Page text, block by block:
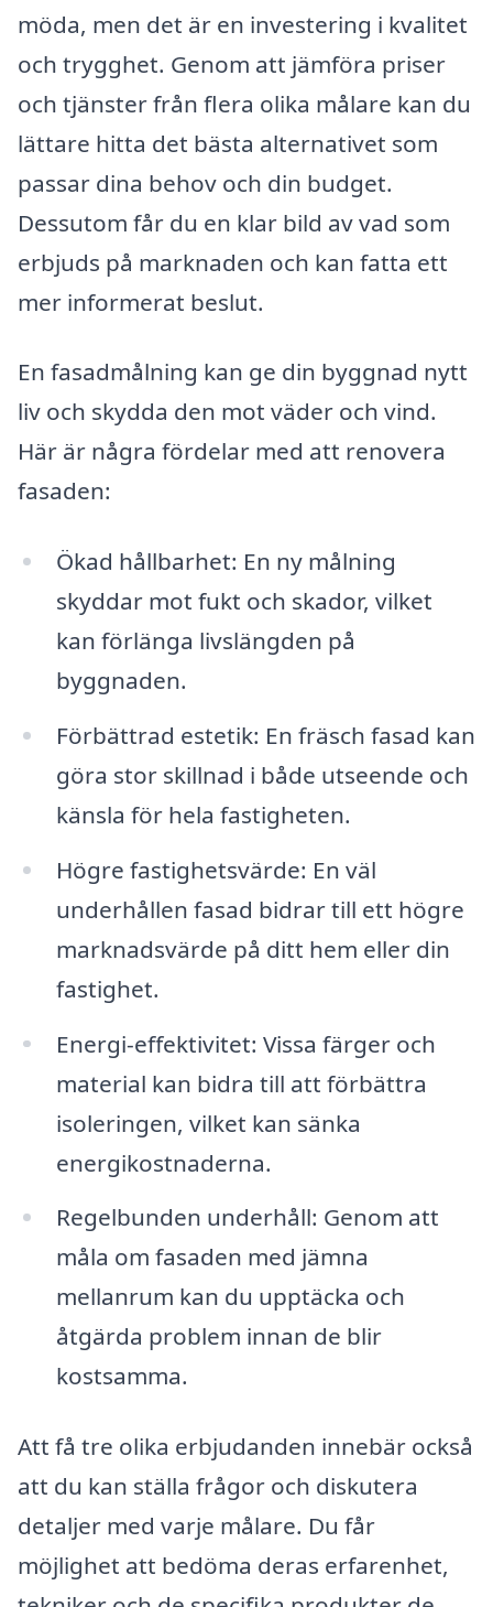
möda, men det är en investering i kvalitet
och trygghet. Genom att jämföra priser
och tjänster från flera olika målare kan du
lättare hitta det bästa alternativet som
passar dina behov och din budget.
Dessutom får du en klar bild av vad som
erbjuds på marknaden och kan fatta ett
mer informerat beslut.
En fasadmålning kan ge din byggnad nytt
liv och skydda den mot väder och vind.
Här är några fördelar med att renovera
fasaden:
Ökad hållbarhet: En ny målning
skyddar mot fukt och skador, vilket
kan förlänga livslängden på
byggnaden.
Förbättrad estetik: En fräsch fasad kan
göra stor skillnad i både utseende och
känsla för hela fastigheten.
Högre fastighetsvärde: En väl
underhållen fasad bidrar till ett högre
marknadsvärde på ditt hem eller din
fastighet.
Energi-effektivitet: Vissa färger och
material kan bidra till att förbättra
isoleringen, vilket kan sänka
energikostnaderna.
Regelbunden underhåll: Genom att
måla om fasaden med jämna
mellanrum kan du upptäcka och
åtgärda problem innan de blir
kostsamma.
Att få tre olika erbjudanden innebär också
att du kan ställa frågor och diskutera
detaljer med varje målare. Du får
möjlighet att bedöma deras erfarenhet,